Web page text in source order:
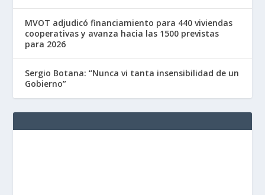
MVOT adjudicó financiamiento para 440 viviendas
cooperativas y avanza hacia las 1500 previstas
para 2026
Sergio Botana: “Nunca vi tanta insensibilidad de un
Gobierno”